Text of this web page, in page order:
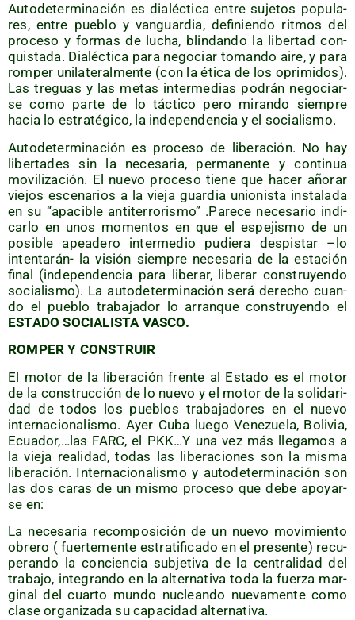
Auto­de­ter­mi­na­ción es dia­léc­ti­ca entre suje­tos popu­la­
res, entre pue­blo y van­guar­dia, defi­nien­do rit­mos del
pro­ce­so y for­mas de lucha, blin­dan­do la liber­tad con­
quis­ta­da. Dia­léc­ti­ca para nego­ciar toman­do aire, y para
rom­per uni­la­te­ral­men­te (con la éti­ca de los opri­mi­dos).
Las tre­guas y las metas inter­me­dias podrán nego­ciar­
se como par­te de lo tác­ti­co pero miran­do siem­pre
hacia lo estra­té­gi­co, la inde­pen­den­cia y el socialismo.
Auto­de­ter­mi­na­ción es pro­ce­so de libe­ra­ción. No hay
liber­ta­des sin la nece­sa­ria, per­ma­nen­te y con­ti­nua
movi­li­za­ción. El nue­vo pro­ce­so tie­ne que hacer año­rar
vie­jos esce­na­rios a la vie­ja guar­dia unio­nis­ta ins­ta­la­da
en su “apa­ci­ble anti­te­rro­ris­mo” .Pare­ce nece­sa­rio indi­
car­lo en unos momen­tos en que el espe­jis­mo de un
posi­ble apea­de­ro inter­me­dio pudie­ra des­pis­tar –lo
inten­ta­rán- la visión siem­pre nece­sa­ria de la esta­ción
final (inde­pen­den­cia para libe­rar, libe­rar cons­tru­yen­do
socia­lis­mo). La auto­de­ter­mi­na­ción será dere­cho cuan­
do el pue­blo tra­ba­ja­dor lo arran­que cons­tru­yen­do el
ESTADO SOCIALISTA VASCO.
ROMPER Y CONSTRUIR
El motor de la libe­ra­ción fren­te al Esta­do es el motor
de la cons­truc­ción de lo nue­vo y el motor de la soli­da­ri­
dad de todos los pue­blos tra­ba­ja­do­res en el nue­vo
inter­na­cio­na­lis­mo. Ayer Cuba lue­go Vene­zue­la, Boli­via,
Ecuador,…las FARC, el PKK…Y una vez más lle­ga­mos a
la vie­ja reali­dad, todas las libe­ra­cio­nes son la mis­ma
libe­ra­ción. Inter­na­cio­na­lis­mo y auto­de­ter­mi­na­ción son
las dos caras de un mis­mo pro­ce­so que debe apo­yar­
se en:
La nece­sa­ria recom­po­si­ción de un nue­vo movi­mien­to
obre­ro ( fuer­te­men­te estra­ti­fi­ca­do en el pre­sen­te) recu­
pe­ran­do la con­cien­cia sub­je­ti­va de la cen­tra­li­dad del
tra­ba­jo, inte­gran­do en la alter­na­ti­va toda la fuer­za mar­
gi­nal del cuar­to mun­do nuclean­do nue­va­men­te como
cla­se orga­ni­za­da su capa­ci­dad alternativa.